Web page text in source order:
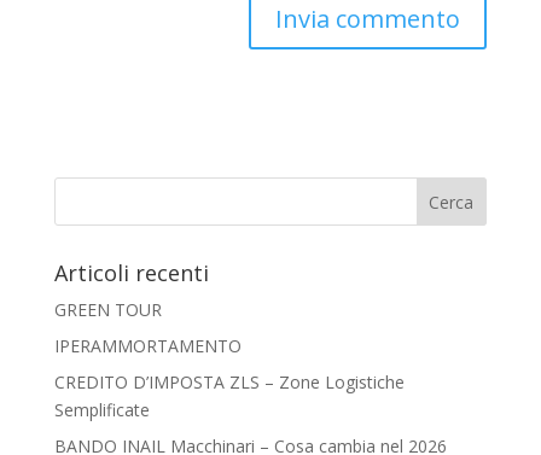
Articoli recenti
GREEN TOUR
IPERAMMORTAMENTO
CREDITO D’IMPOSTA ZLS – Zone Logistiche
Semplificate
BANDO INAIL Macchinari – Cosa cambia nel 2026